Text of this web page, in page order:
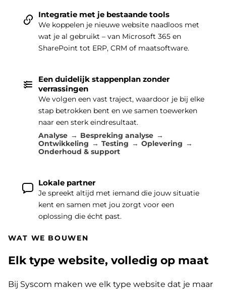
Integratie met je bestaande tools
We koppelen je nieuwe website naadloos met
wat je al gebruikt – van Microsoft 365 en
SharePoint tot ERP, CRM of maatsoftware.
Een duidelijk stappenplan zonder
verrassingen
We volgen een vast traject, waardoor je bij elke
stap betrokken bent en we samen toewerken
naar een sterk eindresultaat.
Analyse
Bespreking analyse
Ontwikkeling
Testing
Oplevering
Onderhoud & support
Lokale partner
Je spreekt altijd met iemand die jouw situatie
kent en samen met jou zorgt voor een
oplossing die écht past.
WAT WE BOUWEN
Elk type website, volledig op maat
Bij Syscom maken we elk type website dat je maar